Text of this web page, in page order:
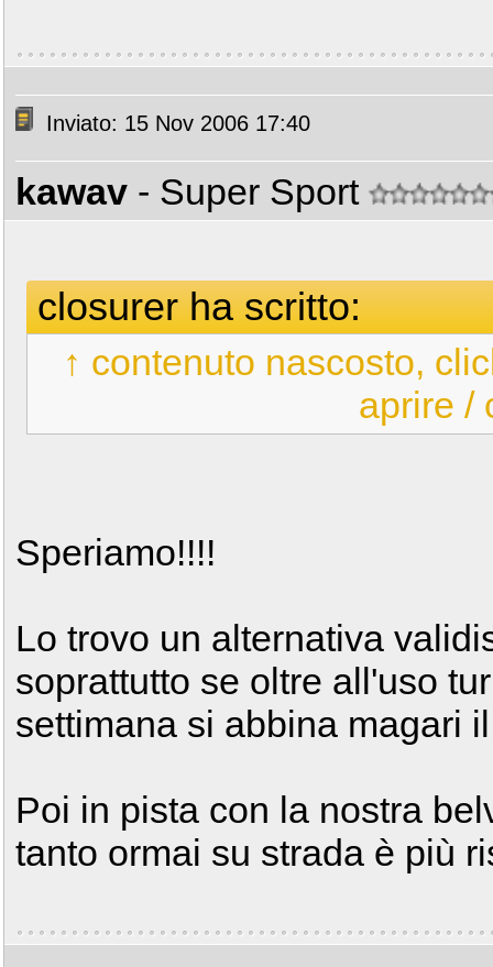
Inviato: 15 Nov 2006 17:40
kawav - Super Sport
closurer ha scritto:
↑ contenuto nascosto,
aprire /
Speriamo!!!!
Lo trovo un alternativa
soprattutto se oltre all'uso
settimana si abbina magari
Poi in pista con la nostra
tanto ormai su strada è più